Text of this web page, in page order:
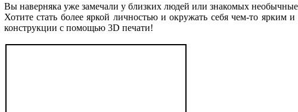
Вы наверняка уже замечали у близких людей или знакомых
Хотите стать более яркой личностью и окружать себя чем-то
конструкции с помощью 3D печати!